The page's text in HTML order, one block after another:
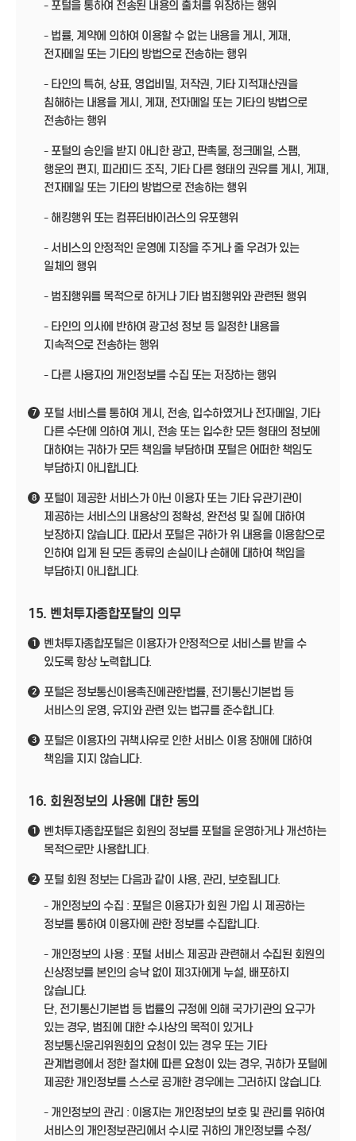
- 포털을 통하여 전송된 내용의 출처를 위장하는 행위
- 법률, 계약에 의하여 이용할 수 없는 내용을 게시, 게재,
전자메일 또는 기타의 방법으로 전송하는 행위
- 타인의 특허, 상표, 영업비밀, 저작권, 기타 지적재산권을
침해하는 내용을 게시, 게재, 전자메일 또는 기타의 방법으로
전송하는 행위
- 포털의 승인을 받지 아니한 광고, 판촉물, 정크메일, 스팸,
행운의 편지, 피라미드 조직, 기타 다른 형태의 권유를 게시, 게재,
전자메일 또는 기타의 방법으로 전송하는 행위
- 해킹행위 또는 컴퓨터바이러스의 유포행위
- 서비스의 안정적인 운영에 지장을 주거나 줄 우려가 있는
일체의 행위
- 범죄행위를 목적으로 하거나 기타 범죄행위와 관련된 행위
- 타인의 의사에 반하여 광고성 정보 등 일정한 내용을
지속적으로 전송하는 행위
- 다른 사용자의 개인정보를 수집 또는 저장하는 행위
7
포털 서비스를 통하여 게시, 전송, 입수하였거나 전자메일, 기타
다른 수단에 의하여 게시, 전송 또는 입수한 모든 형태의 정보에
대하여는 귀하가 모든 책임을 부담하며 포털은 어떠한 책임도
부담하지 아니합니다.
8
포털이 제공한 서비스가 아닌 이용자 또는 기타 유관기관이
제공하는 서비스의 내용상의 정확성, 완전성 및 질에 대하여
보장하지 않습니다. 따라서 포털은 귀하가 위 내용을 이용함으로
인하여 입게 된 모든 종류의 손실이나 손해에 대하여 책임을
부담하지 아니합니다.
15. 벤처투자종합포탈의 의무
1
벤처투자종합포털은 이용자가 안정적으로 서비스를 받을 수
있도록 항상 노력합니다.
2
포털은 정보통신이용촉진에관한법률, 전기통신기본법 등
서비스의 운영, 유지와 관련 있는 법규를 준수합니다.
3
포털은 이용자의 귀책사유로 인한 서비스 이용 장애에 대하여
책임을 지지 않습니다.
16. 회원정보의 사용에 대한 동의
1
벤처투자종합포털은 회원의 정보를 포털을 운영하거나 개선하는
목적으로만 사용합니다.
2
포털 회원 정보는 다음과 같이 사용, 관리, 보호됩니다.
- 개인정보의 수집 : 포털은 이용자가 회원 가입 시 제공하는
정보를 통하여 이용자에 관한 정보를 수집합니다.
- 개인정보의 사용 : 포털 서비스 제공과 관련해서 수집된 회원의
신상정보를 본인의 승낙 없이 제3자에게 누설, 배포하지
않습니다.
단, 전기통신기본법 등 법률의 규정에 의해 국가기관의 요구가
있는 경우, 범죄에 대한 수사상의 목적이 있거나
정보통신윤리위원회의 요청이 있는 경우 또는 기타
관계법령에서 정한 절차에 따른 요청이 있는 경우, 귀하가 포털에
제공한 개인정보를 스스로 공개한 경우에는 그러하지 않습니다.
- 개인정보의 관리 : 이용자는 개인정보의 보호 및 관리를 위하여
서비스의 개인정보관리에서 수시로 귀하의 개인정보를 수정/